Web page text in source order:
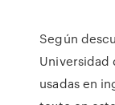
Según
Universidad
usadas en